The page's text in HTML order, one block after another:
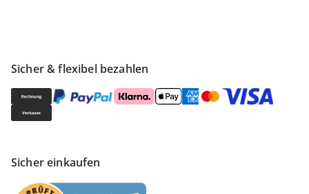
Sicher & flexibel bezahlen
Sicher einkaufen